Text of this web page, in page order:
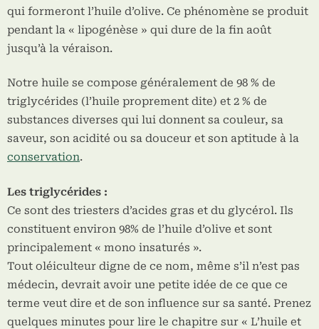
qui formeront l’huile d’olive. Ce phénomène se produit
pendant la « lipogénèse » qui dure de la fin août
jusqu’à la véraison.
Notre huile se compose généralement de 98 % de
triglycérides (l’huile proprement dite) et 2 % de
substances diverses qui lui donnent sa couleur, sa
saveur, son acidité ou sa douceur et son aptitude à la
conservation.
Les triglycérides :
Ce sont des triesters d’acides gras et du glycérol. Ils
constituent environ 98% de l’huile d’olive et sont
principalement « mono insaturés ».
Tout oléiculteur digne de ce nom, même s’il n’est pas
médecin, devrait avoir une petite idée de ce que ce
terme veut dire et de son influence sur sa santé. Prenez
quelques minutes pour lire le chapitre sur « L’huile et